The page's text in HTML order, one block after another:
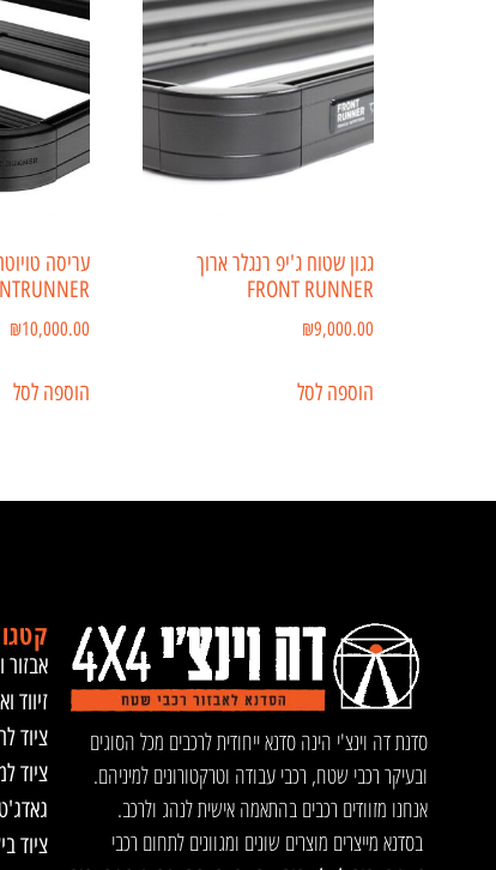
גגון שטוח ג'יפ רנגלר ארוך
FRONT RUNNER
₪9,000.00
הוספה לסל
₪10,000.00
הוספה לסל
סדנת דה וינצ'י הינה סדנא ייחודית לרכבים מכל הסוגים
ובעיקר רכבי שטח, רכבי עבודה וטרקטורונים למיניהם.
אנחנו מזוודים רכבים בהתאמה אישית לנהג ולרכב.
בסדנא מייצרים מוצרים שונים ומגוונים לתחום רכבי
אבזור
זיווד
ציוד
ציוד
ציוד